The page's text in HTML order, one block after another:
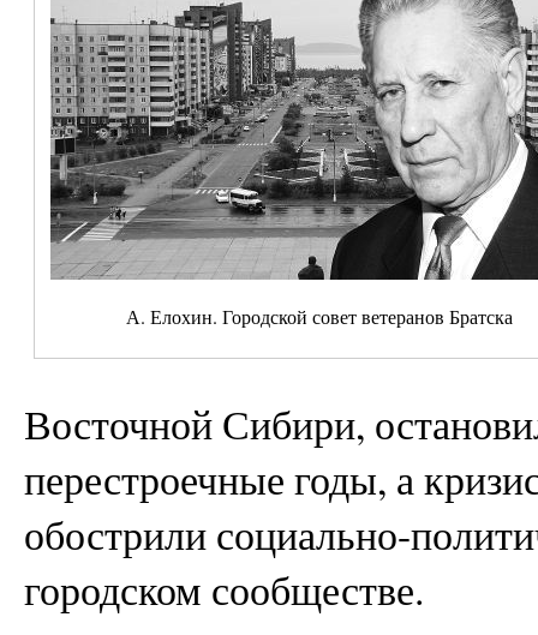
А. Елохин. Городской совет ветеранов Братска
Восточной Сибири,
перестроечные годы, а
обострили социально-
городском сообществе.